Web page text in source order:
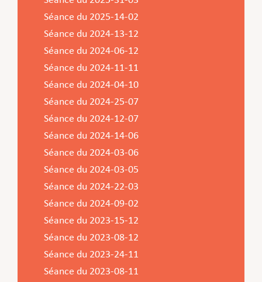
Musée municipal
Service national de la jeunesse (SNJ) – Antenne
locale
Subsides et aides en matière d’environnement
Zones 20 & 30
Sentier narratif (Lauschterwee)
Urban Garden NeiSchmelz
Vergers publics
PAG (Plan d’Aménagement Général)
PAP QE (Plan d’Aménagement Particulier « Quartiers
Existants »)
PAP NQ (Plan d’Aménagement Particulier « Nouveau
Quartier »)
PAP approuvés
PAP NQ en cours de procédure
PAG/PAP QE – Modifications ponctuelles
PAG
PAP NQ
Projet NeiSchmelz
Projets à venir
Séance du 2025-14-02
Séance du 2024-13-12
Séance du 2024-06-12
Séance du 2024-11-11
Séance du 2024-04-10
Séance du 2024-25-07
Séance du 2024-12-07
Séance du 2024-14-06
Séance du 2024-03-06
Séance du 2024-03-05
Séance du 2024-22-03
Séance du 2024-09-02
Séance du 2023-15-12
Séance du 2023-08-12
Séance du 2023-24-11
Séance du 2023-08-11